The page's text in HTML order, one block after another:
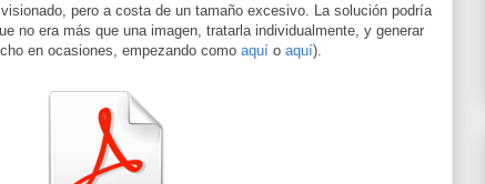
pero a costa de un tamaño excesivo. La solución podría
no era más que una imagen, tratarla individualmente, y generar
en ocasiones, empezando como aquí o aquí).